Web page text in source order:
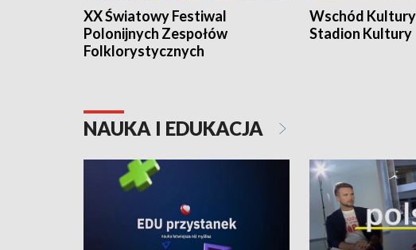
XX Światowy Festiwal
Polonijnych Zespołów
Folklorystycznych
Wschód
Stadion Kultury
NAUKA I EDUKACJA